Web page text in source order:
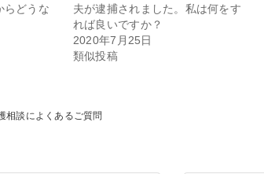
らどうな
夫が逮捕されました。私は何をす
れば良いですか？
2020年7月25日
類似投稿
相談によくあるご質問